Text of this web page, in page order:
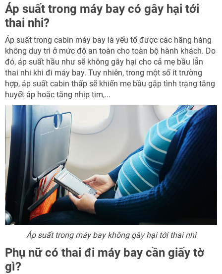
Áp suất trong máy bay có gây hại tới
thai nhi?
Áp suất trong cabin máy bay là yếu tố được các hãng hàng
không duy trì ở mức độ an toàn cho toàn bộ hành khách. Do
đó, áp suất hầu như sẽ không gây hại cho cả mẹ bầu lẫn
thai nhi khi đi máy bay. Tuy nhiên, trong một số ít trường
hợp, áp suất cabin thấp sẽ khiến mẹ bầu gặp tình trạng tăng
huyết áp hoặc tăng nhịp tim,...
Áp suất trong máy bay không gây hại tới thai nhi
Phụ nữ có thai đi máy bay cần giấy tờ
gì?